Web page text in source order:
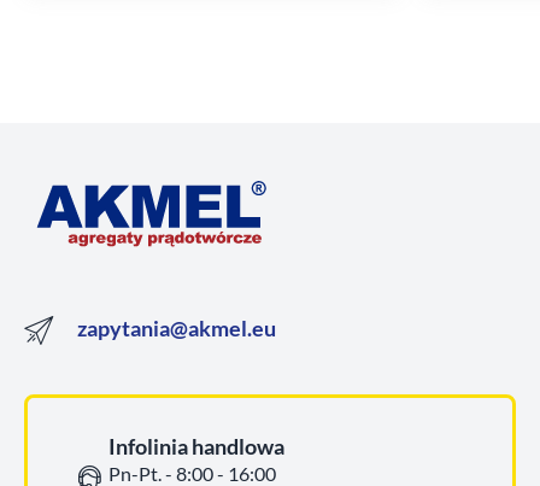
zapytania@akmel.eu
Infolinia handlowa
Pn-Pt. - 8:00 - 16:00